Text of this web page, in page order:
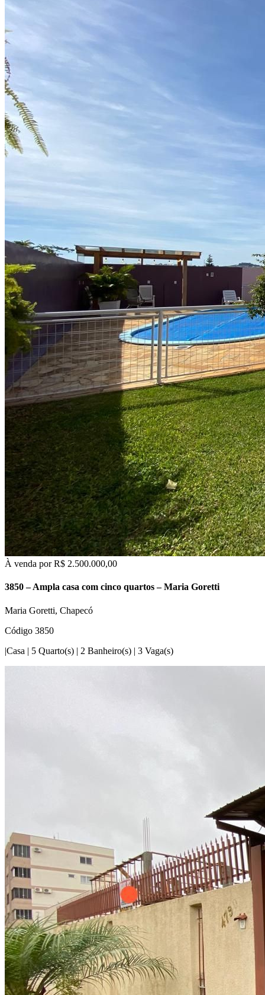
À venda porR$ 2.500.000,00
3850 – Ampla casa com cinco quartos – Maria Goretti
Maria Goretti, Chapecó
Código 3850
|Casa | 5 Quarto(s) | 2 Banheiro(s) | 3 Vaga(s)